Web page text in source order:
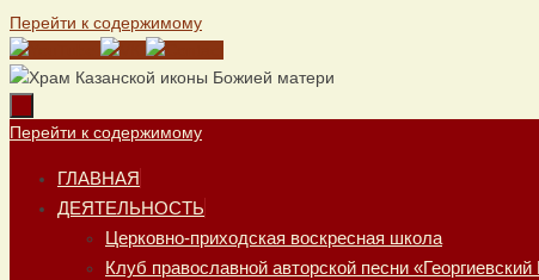
Перейти к содержимому
Перейти к содержимому
ГЛАВНАЯ
ДЕЯТЕЛЬНОСТЬ
Церковно-приходская воскресная школа
Клуб православной авторской песни «Георгиевский